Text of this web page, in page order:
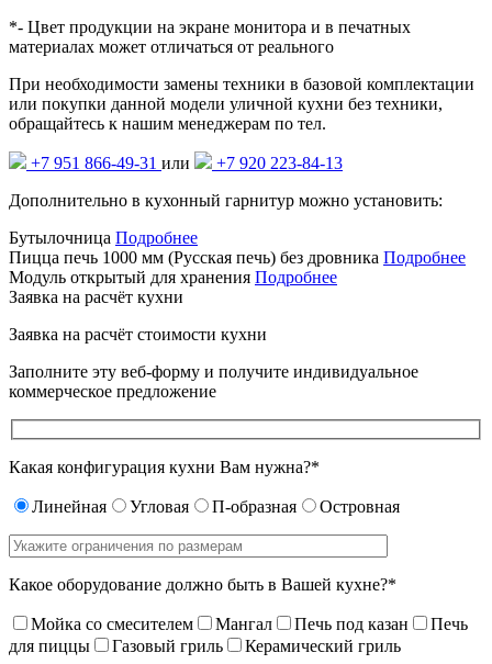
*- Цвет продукции на экране монитора и в печатных
материалах может отличаться от реального
При необходимости замены техники в базовой комплектации
или покупки данной модели уличной кухни без техники,
обращайтесь к нашим менеджерам по тел.
+7 951 866-49-31 или
+7 920 223-84-13
Дополнительно в кухонный гарнитур можно установить:
Бутылочница Подробнее
Пицца печь 1000 мм (Русская печь) без дровника Подробнее
Модуль открытый для хранения Подробнее
Заявка на расчёт кухни
Заявка на расчёт стоимости кухни
Заполните эту веб-форму и получите индивидуальное
коммерческое предложение
Какая конфигурация кухни Вам нужна?*
Линейная Угловая П-образная Островная
Какое оборудование должно быть в Вашей кухне?*
Мойка со смесителем Мангал Печь под казан
Печь
для пиццы
Газовый гриль
Керамический гриль